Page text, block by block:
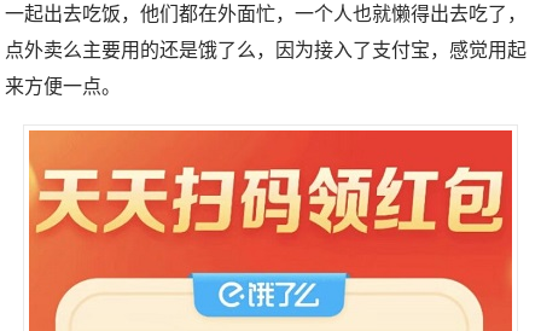
一起出去吃饭，他们都在外面忙，一个人也就懒得出去吃了，
点外卖么主要用的还是饿了么，因为接入了支付宝，感觉用起
来方便一点。